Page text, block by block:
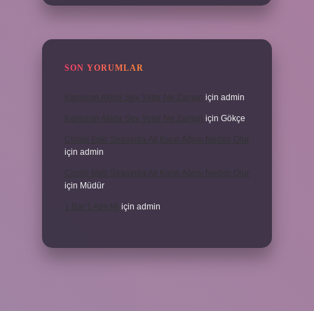
SON YORUMLAR
için admin
için Gökçe
için admin
için Müdür
için admin